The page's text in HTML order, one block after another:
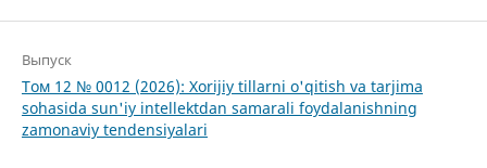
Выпуск
Том 12 № 0012 (2026): Xorijiy tillarni o'qitish va tarjima
sohasida sun'iy intellektdan samarali foydalanishning
zamonaviy tendensiyalari